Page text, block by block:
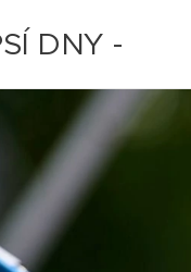
DNY -
ZRUŠENO